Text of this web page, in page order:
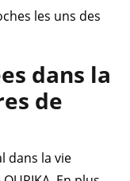
les uns des
dans la
de
dans la vie